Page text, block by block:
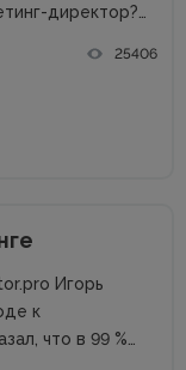
директор?
–
Agency,
25406
Игорь
к
что в 99 %